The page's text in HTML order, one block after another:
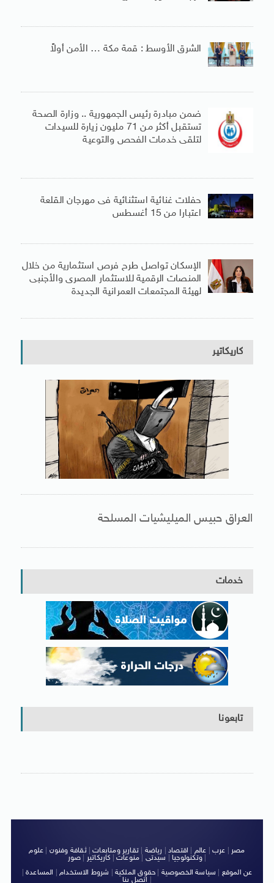
الشرق الأوسط : قمة مكة … الأمن أولاً
ضمن مبادرة رئيس الجمهورية .. وزارة الصحة
تستقبل أكثر من 71 مليون زيارة للسيدات
لتلقى خدمات الفحص والتوعية
حفلات غنائية استثنائية فى مهرجان القلعة
اعتبارا من 15 أغسطس
الإسكان تواصل طرح فرص استثمارية من خلال
المنصات الرقمية للاستثمار المصرى والأجنبى
لهيئة المجتمعات العمرانية الجديدة
كاريكاتير
العراق حبيس الميليشيات المسلحة
خدمات
تابعونا
مصر عرب عالم اقتصاد رياضة |تقارير ومتابعات|ثقافة وفنون
علوم
وتكنولوجيا| سيدتى منوعات كاريكاتير صور
|
عن الموقع
سياسة الخصوصية حقوق الملكية شروط الاستخدام| المساعدة|
اتصل بنا